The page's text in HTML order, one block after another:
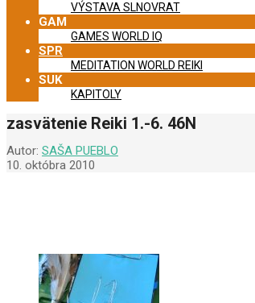
VÝSTAVA SLNOVRAT
GAM
GAMES WORLD IQ
SPR
MEDITATION WORLD REIKI
SUK
KAPITOLY
zasvätenie Reiki 1.-6. 46N
Autor: SAŠA PUEBLO
10. októbra 2010